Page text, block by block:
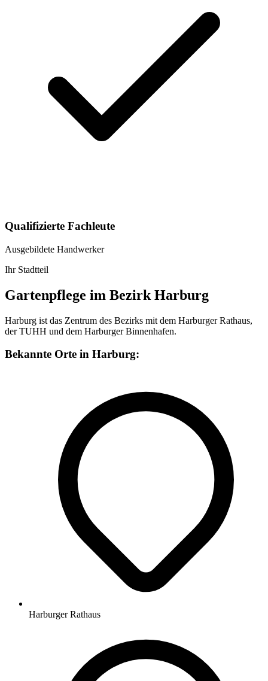
Qualifizierte Fachleute
Ausgebildete Handwerker
Ihr Stadtteil
Gartenpflege im Bezirk Harburg
Harburg ist das Zentrum des Bezirks mit dem Harburger Rathaus,
der TUHH und dem Harburger Binnenhafen.
Bekannte Orte in Harburg:
Harburger Rathaus